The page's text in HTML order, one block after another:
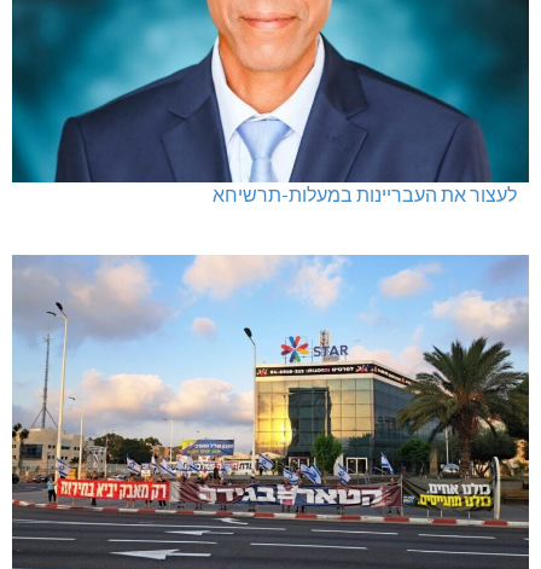
לעצור את העבריינות במעלות-תרשיחא